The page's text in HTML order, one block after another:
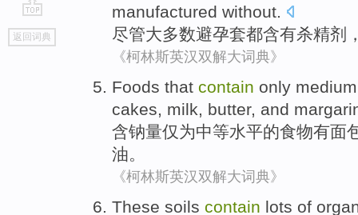
go
top
返回词典
manufactured without.
尽管大多数避孕套都含有杀精剂
《柯林斯英汉双解大词典》
Foods that contain only medium
cakes, milk, butter, and
含钠量仅为中等水平的食物有面
油。
《柯林斯英汉双解大词典》
These soils contain lots of